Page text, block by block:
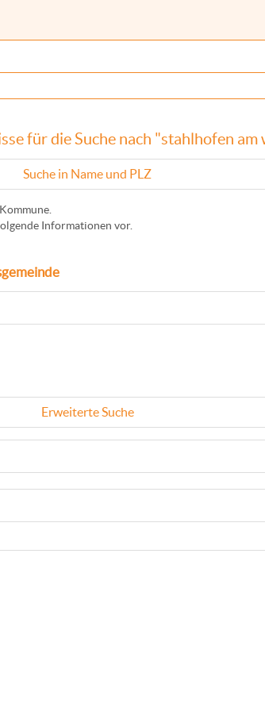
für die Suche nach "stahlhofen am
Suche in Name und PLZ
Informationen vor.
Erweiterte Suche